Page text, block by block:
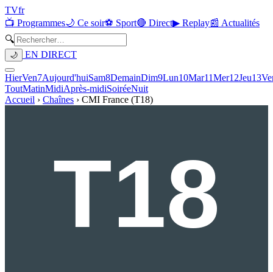
TVfr
📺 Programmes🌙 Ce soir⚽ Sport🔴 Direct▶ Replay📰 Actualités
🔍
🌙 EN DIRECT
HierVen7Aujourd'huiSam8DemainDim9Lun10Mar11Mer12Jeu13
ToutMatinMidiAprès-midiSoiréeNuit
Accueil › Chaînes › CMI France (T18)